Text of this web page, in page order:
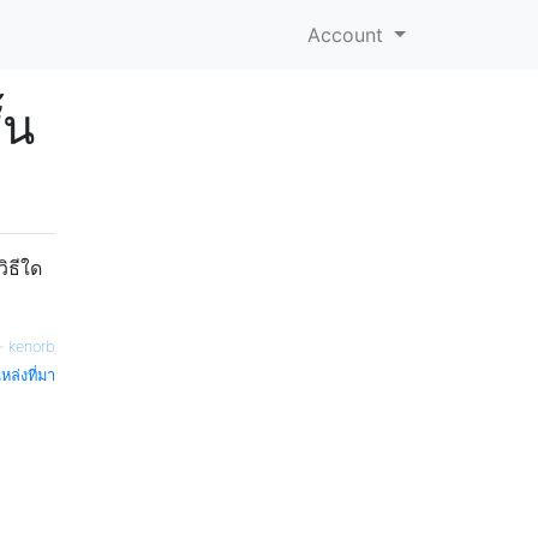
Account
ธีใด
kenorb
ล่งที่มา